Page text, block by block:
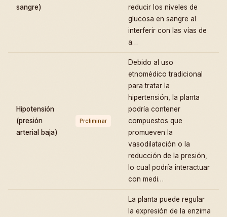
sangre)
reducir los niveles de
glucosa en sangre al
interferir con las vías de
a…
Hipotensión
(presión
arterial baja)
Preliminar
Debido al uso
etnomédico tradicional
para tratar la
hipertensión, la planta
podría contener
compuestos que
promueven la
vasodilatación o la
reducción de la presión,
lo cual podría interactuar
con medi…
La planta puede regular
la expresión de la enzima